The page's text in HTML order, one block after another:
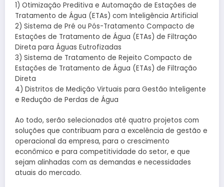
1) Otimização Preditiva e Automação de Estações de
Tratamento de Água (ETAs) com Inteligência Artificial
2) Sistema de Pré ou Pós-Tratamento Compacto de
Estações de Tratamento de Água (ETAs) de Filtração
Direta para Águas Eutrofizadas
3) Sistema de Tratamento de Rejeito Compacto de
Estações de Tratamento de Água (ETAs) de Filtração
Direta
4) Distritos de Medição Virtuais para Gestão Inteligente
e Redução de Perdas de Água
Ao todo, serão selecionados até quatro projetos com
soluções que contribuam para a excelência de gestão e
operacional da empresa, para o crescimento
econômico e para competitividade do setor, e que
sejam alinhadas com as demandas e necessidades
atuais do mercado.